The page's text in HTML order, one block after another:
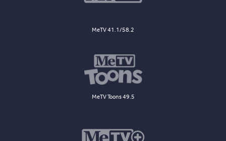
MeTV 41.1/58.2
MeTV Toons 49.5